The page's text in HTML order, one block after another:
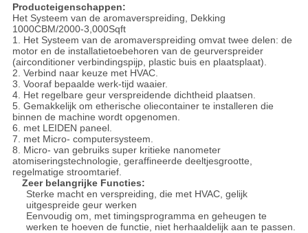
Producteigenschappen:
Het Systeem van de aromaverspreiding, Dekking
1000CBM/2000-3,000Sqft
1. Het Systeem van de aromaverspreiding omvat twee delen: de
motor en de installatietoebehoren van de geurverspreider
(airconditioner verbindingspijp, plastic buis en plaatsplaat).
2. Verbind naar keuze met HVAC.
3. Vooraf bepaalde werk-tijd waaier.
4. Het regelbare geur verspreidende dichtheid plaatsen.
5. Gemakkelijk om etherische oliecontainer te installeren die
binnen de machine wordt opgenomen.
6. met LEIDEN paneel.
7. met Micro- computersysteem.
8. Micro- van gebruiks super kritieke nanometer
atomiseringstechnologie, geraffineerde deeltjesgrootte,
regelmatige stroomtarief.
Zeer belangrijke Functies:
Sterke macht en verspreiding, die met HVAC, gelijk
uitgespreide geur werken
Eenvoudig om, met timingsprogramma en geheugen te
werken te hoeven de functie, niet herhaaldelijk aan te passen.